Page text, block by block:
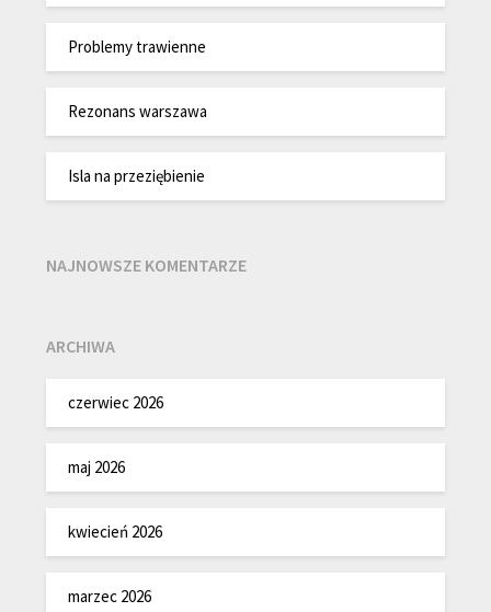
Problemy trawienne
Rezonans warszawa
Isla na przeziębienie
NAJNOWSZE KOMENTARZE
ARCHIWA
czerwiec 2026
maj 2026
kwiecień 2026
marzec 2026